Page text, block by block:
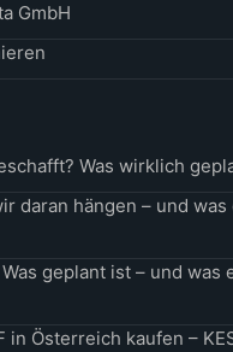
GmbH
Was wirklich
daran hängen – und
geplant ist – und was
in Österreich kaufen –